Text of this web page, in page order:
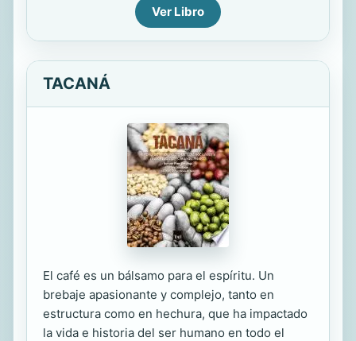
Ver Libro
TACANÁ
El café es un bálsamo para el espíritu. Un
brebaje apasionante y complejo, tanto en
estructura como en hechura, que ha impactado
la vida e historia del ser humano en todo el